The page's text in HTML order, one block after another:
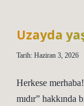
Uzayda
Tarih: Haziran 3, 2026
Herkese
mıdır” hakkında